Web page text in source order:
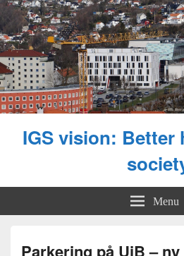
IGS vision: Better
Menu
Parkering på UiB –